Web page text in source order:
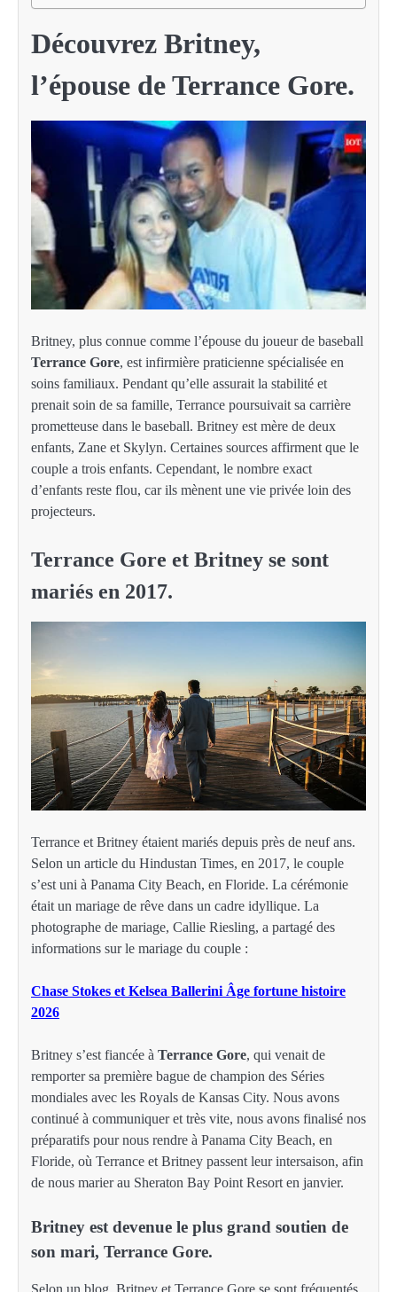
Découvrez Britney,
l’épouse de Terrance Gore.
Britney, plus connue comme l’épouse du joueur de baseball
Terrance Gore, est infirmière praticienne spécialisée en
soins familiaux. Pendant qu’elle assurait la stabilité et
prenait soin de sa famille, Terrance poursuivait sa carrière
prometteuse dans le baseball. Britney est mère de deux
enfants, Zane et Skylyn. Certaines sources affirment que le
couple a trois enfants. Cependant, le nombre exact
d’enfants reste flou, car ils mènent une vie privée loin des
projecteurs.
Terrance Gore et Britney se sont
mariés en 2017.
Terrance et Britney étaient mariés depuis près de neuf ans.
Selon un article du Hindustan Times, en 2017, le couple
s’est uni à Panama City Beach, en Floride. La cérémonie
était un mariage de rêve dans un cadre idyllique. La
photographe de mariage, Callie Riesling, a partagé des
informations sur le mariage du couple :
Chase Stokes et Kelsea Ballerini Âge fortune histoire
2026
Britney s’est fiancée à Terrance Gore, qui venait de
remporter sa première bague de champion des Séries
mondiales avec les Royals de Kansas City. Nous avons
continué à communiquer et très vite, nous avons finalisé nos
préparatifs pour nous rendre à Panama City Beach, en
Floride, où Terrance et Britney passent leur intersaison, afin
de nous marier au Sheraton Bay Point Resort en janvier.
Britney est devenue le plus grand soutien de
son mari, Terrance Gore.